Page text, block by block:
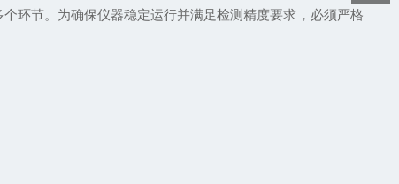
环节。为确保仪器稳定运行并满足检测精度要求，必须严格